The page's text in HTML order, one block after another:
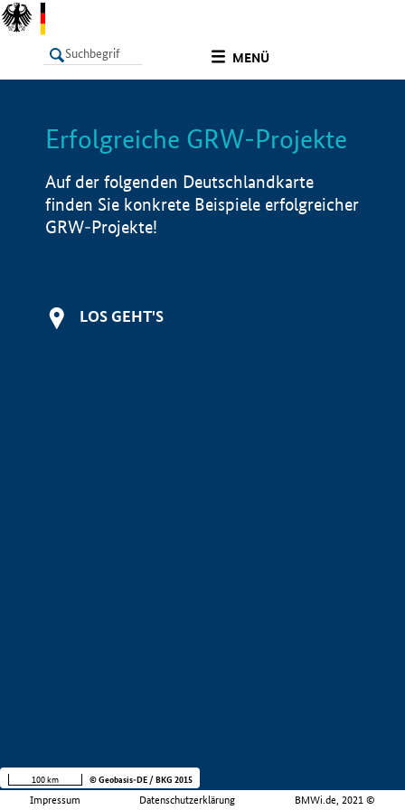
MENÜ
LISTE Info
Erfolgreiche GRW-Projekte
Auf der folgenden Deutschlandkarte
finden Sie konkrete Beispiele erfolgreicher
GRW-Projekte!
LOS GEHT'S
Impressum Datenschutzerklärung BMWi.de, 2021 ©
100 km © Geobasis-DE / BKG 2015